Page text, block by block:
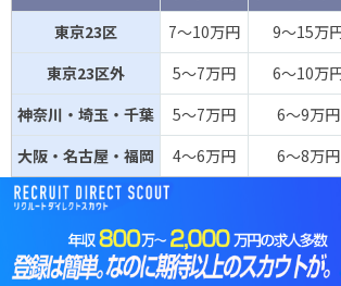
東京23区
7～10万円 9～15万
東京23区外
5～7万円 6～10万
神奈川・埼玉・千葉
5～7万円 6～9万円
大阪・名古屋・福岡
4～6万円 6～8万円
参考：全国の家賃相場｜SUUMO